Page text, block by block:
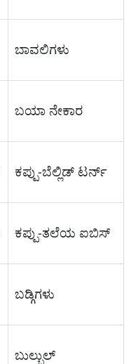
ಬಾವಲಿಗಳು
ಬಯಾ ನೇಕಾರ
ಕಪ್ಪು-ಬೆಲ್ಲಿಡ್ ಟರ್ನ್
ಕಪ್ಪು-ತಲೆಯ ಐಬಿಸ್
ಬಡ್ಗಿಗಳು
ಬುಲ್ಬುಲ್